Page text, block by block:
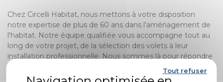
Chez Circelli Habitat, nous mettons à votre disposition
notre expertise de plus de 60 ans dans l'aménagement de
l'habitat. Notre équipe qualifiée vous accompagne tout au
long de votre projet, de la sélection des volets à leur
installation professionnelle. Nous sommes là pour répondre
à toutes vos questions, vous fournir des conseils
personnalisés et garantir un résultat sur mesure
Tout refuser